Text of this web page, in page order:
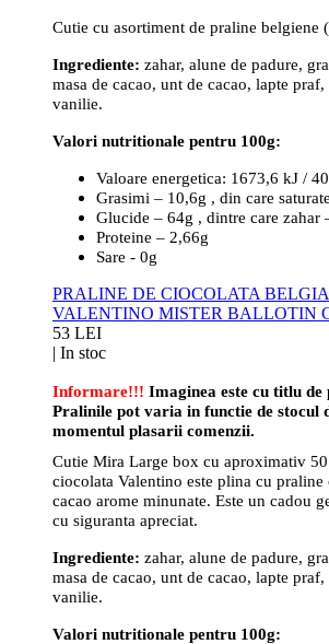
Cutie cu asortiment de praline belgiene
Ingrediente: zahar, alune de padure,
masa de cacao, unt de cacao, lapte
vanilie.
Valori nutritionale pentru 100g:
Valoare energetica: 1673,6 kJ /
Grasimi – 10,6g , din care
Glucide – 64g , dintre care zahar
Proteine – 2,66g
Sare - 0g
PRALINE DE CIOCOLATA
VALENTINO MISTER BALLOTIN
53 LEI
| In stoc
Informare!!! Imaginea este cu titlu de
Pralinile pot varia in functie de stocul
momentul plasarii comenzii.
Cutie Mira Large box cu aproximativ
ciocolata Valentino este plina cu praline
cacao arome minunate. Este un cadou
cu siguranta apreciat.
Ingrediente: zahar, alune de padure,
masa de cacao, unt de cacao, lapte
vanilie.
Valori nutritionale pentru 100g: